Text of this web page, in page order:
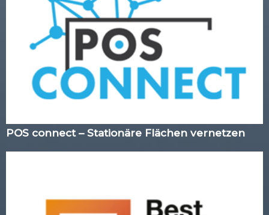
POS connect – Stationäre Flächen vernetzen